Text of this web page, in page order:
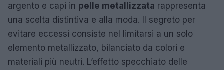
argento e capi in pelle metallizzata rappresenta
una scelta distintiva e alla moda. Il segreto per
evitare eccessi consiste nel limitarsi a un solo
elemento metallizzato, bilanciato da colori e
materiali più neutri. L’effetto specchiato delle